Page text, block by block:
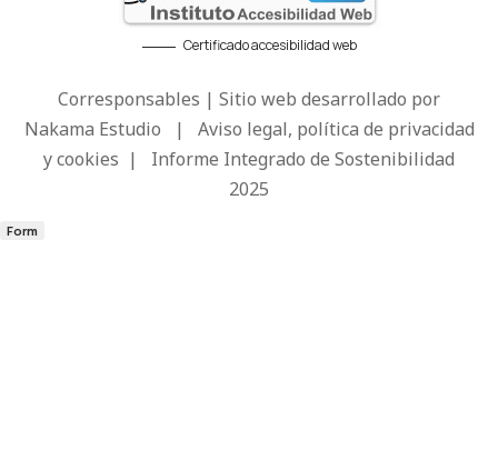
Certificado accesibilidad web
Corresponsables | Sitio web desarrollado por
Nakama Estudio | Aviso legal, política de privacidad
y cookies | Informe Integrado de Sostenibilidad
2025
Form